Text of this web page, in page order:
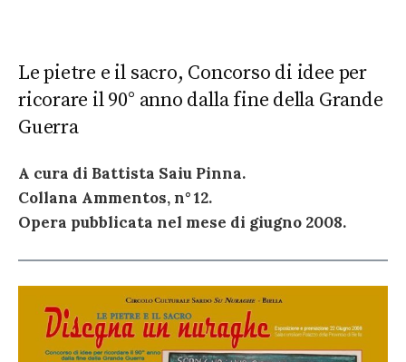
Le pietre e il sacro, Concorso di idee per
ricorare il 90° anno dalla fine della Grande
Guerra
A cura di Battista Saiu Pinna.
Collana Ammentos, n° 12.
Opera pubblicata nel mese di giugno 2008.